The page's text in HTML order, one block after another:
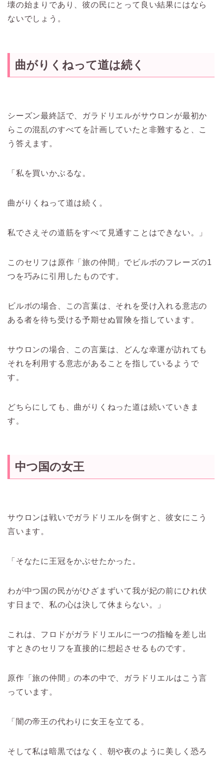
壊の始まりであり、彼の民にとって良い結果にはなら
ないでしょう。
曲がりくねって道は続く
シーズン最終話で、ガラドリエルがサウロンが最初か
らこの混乱のすべてを計画していたと非難すると、こ
う答えます。
「私を買いかぶるな。
曲がりくねって道は続く。
私でさえその道筋をすべて見通すことはできない。」
このセリフは原作「旅の仲間」でビルボのフレーズの1
つを巧みに引用したものです。
ビルボの場合、この言葉は、それを受け入れる意志の
ある者を待ち受ける予期せぬ冒険を指しています。
サウロンの場合、この言葉は、どんな幸運が訪れても
それを利用する意志があることを指しているようで
す。
どちらにしても、曲がりくねった道は続いていきま
す。
中つ国の女王
サウロンは戦いでガラドリエルを倒すと、彼女にこう
言います。
「そなたに王冠をかぶせたかった。
わが中つ国の民ががひざまずいて我が妃の前にひれ伏
す日まで、私の心は決して休まらない。」
これは、フロドがガラドリエルに一つの指輪を差し出
すときのセリフを直接的に想起させるものです。
原作「旅の仲間」の本の中で、ガラドリエルはこう言
っています。
「闇の帝王の代わりに女王を立てる。
そして私は暗黒ではなく、朝や夜のように美しく恐ろ